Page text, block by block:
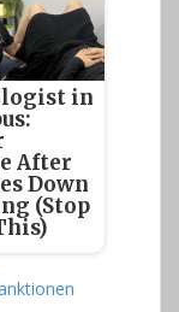
in
After
Down
(Stop